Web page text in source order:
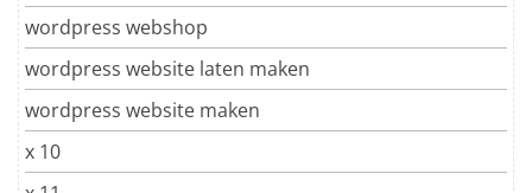
wordpress webshop
wordpress website laten maken
wordpress website maken
x 10